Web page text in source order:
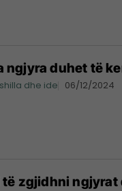
ngjyra duhet të
dhe ide 06/12/2024
të zgjidhni